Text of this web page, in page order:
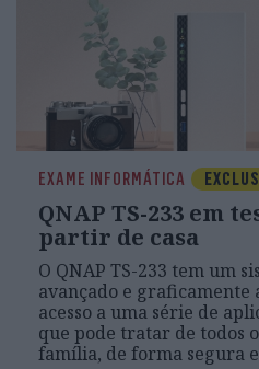
EXAME INFORMÁTICA
QNAP TS-233 em
partir de casa
O QNAP TS-233 tem um
avançado e graficamente
acesso a uma série de
que pode tratar de todos
família, de forma segura